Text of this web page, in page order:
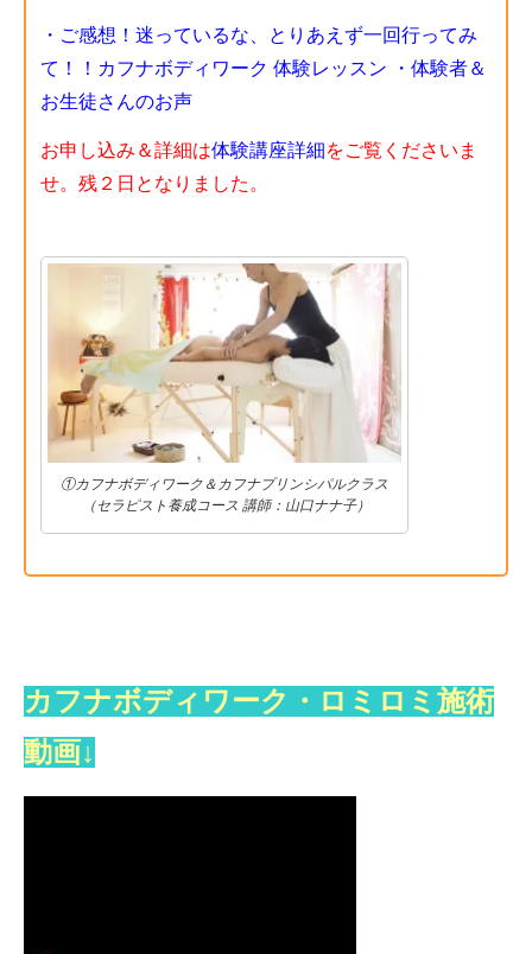
・ご感想！迷っているな、とりあえず一回行ってみ
て！！カフナボディワーク 体験レッスン
・体験者＆
お生徒さんのお声
お申し込み＆詳細は体験講座詳細をご覧くださいま
せ。残２日となりました。
①カフナボディワーク＆カフナプリンシパルクラス
（セラピスト養成コース 講師：山口ナナ子）
カフナボディワーク・ロミロミ施術
動画↓